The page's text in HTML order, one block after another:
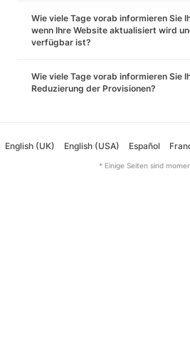
Wie viele Tage vorab informieren Sie
wenn Ihre Website aktualisiert wird
verfügbar ist?
Wie viele Tage vorab informieren Sie
Reduzierung der Provisionen?
English (UK) English (USA) Español
* Einige Seiten sind